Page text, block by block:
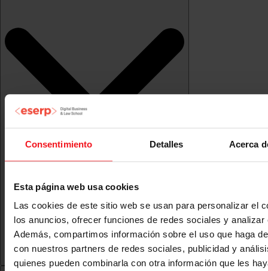
Consentimiento Detalles Acerca
Esta página web usa cookies
Las cookies de este sitio web se usan para personalizar el
los anuncios, ofrecer funciones de redes sociales y analizar
Además, compartimos información sobre el uso que haga
con nuestros partners de redes sociales, publicidad y
quienes pueden combinarla con otra información que les